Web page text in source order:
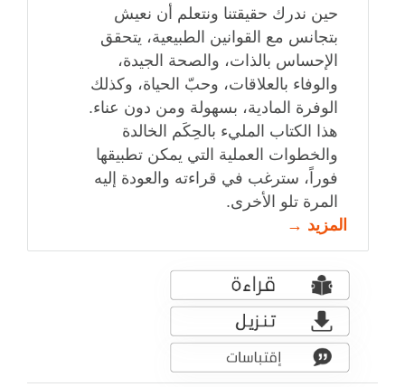
حين ندرك حقيقتنا ونتعلم أن نعيش
بتجانس مع القوانين الطبيعية، يتحقق
الإحساس بالذات، والصحة الجيدة،
والوفاء بالعلاقات، وحبّ الحياة، وكذلك
الوفرة المادية، بسهولة ومن دون عناء.
هذا الكتاب المليء بالحِكَم الخالدة
والخطوات العملية التي يمكن تطبيقها
فوراً، سترغب في قراءته والعودة إليه
المرة تلو الأخرى.
المزيد →